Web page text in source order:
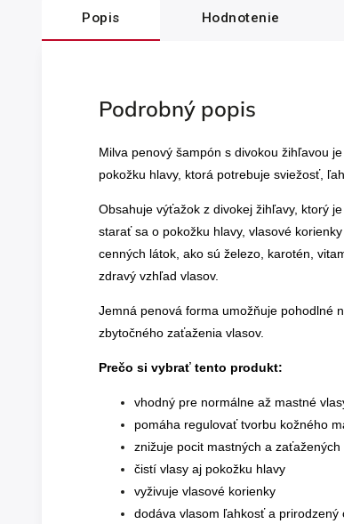
Popis Hodnotenie
Podrobný popis
Milva penový šampón s divokou žihľavou
pokožku hlavy, ktorá potrebuje sviežosť,
Obsahuje výťažok z divokej žihľavy, ktorý
starať sa o pokožku hlavy, vlasové
cenných látok, ako sú železo, karotén,
zdravý vzhľad vlasov.
Jemná penová forma umožňuje pohodlné
zbytočného zaťaženia vlasov.
Prečo si vybrať tento produkt:
vhodný pre normálne až mastné
pomáha regulovať tvorbu kožného
znižuje pocit mastných a zaťažených
čistí vlasy aj pokožku hlavy
vyživuje vlasové korienky
dodáva vlasom ľahkosť a prirodzený